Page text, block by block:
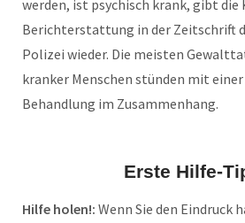
werden, ist psychisch krank, gibt die
Berichterstattung in der Zeitschrift
Polizei wieder. Die meisten
kranker Menschen stünden mit
Behandlung im Zusammenhang.
Erste Hilfe-
Hilfe holen!: Wenn Sie den Eindruck